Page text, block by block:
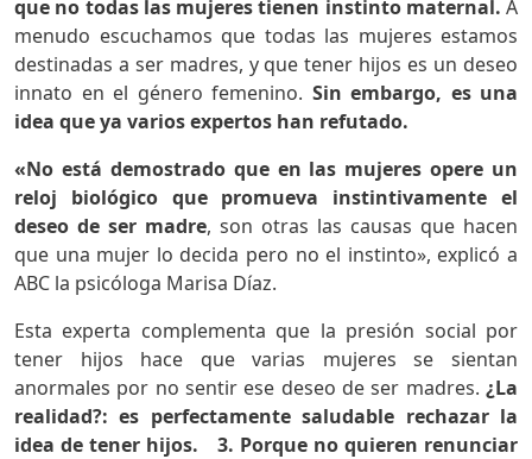
que no todas las mujeres tienen instinto maternal. A
menudo escuchamos que todas las mujeres estamos
destinadas a ser madres, y que tener hijos es un deseo
innato en el género femenino. Sin embargo, es una
idea que ya varios expertos han refutado.
«No está demostrado que en las mujeres opere un
reloj biológico que promueva instintivamente el
deseo de ser madre, son otras las causas que hacen
que una mujer lo decida pero no el instinto», explicó a
ABC la psicóloga Marisa Díaz.
Esta experta complementa que la presión social por
tener hijos hace que varias mujeres se sientan
anormales por no sentir ese deseo de ser madres. ¿La
realidad?: es perfectamente saludable rechazar la
idea de tener hijos.
3. Porque no quieren renunciar